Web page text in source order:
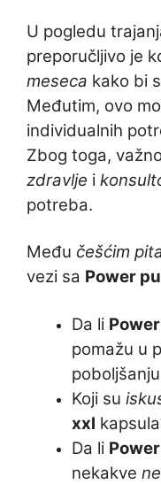
U pogledu
preporučljivo je
meseca kako bi
Međutim, ovo
individualnih
Zbog toga,
zdravlje i
potreba.
Među češćim
vezi sa Power
Da li
pomažu u
Koji su
xxl
Da li
nekakve